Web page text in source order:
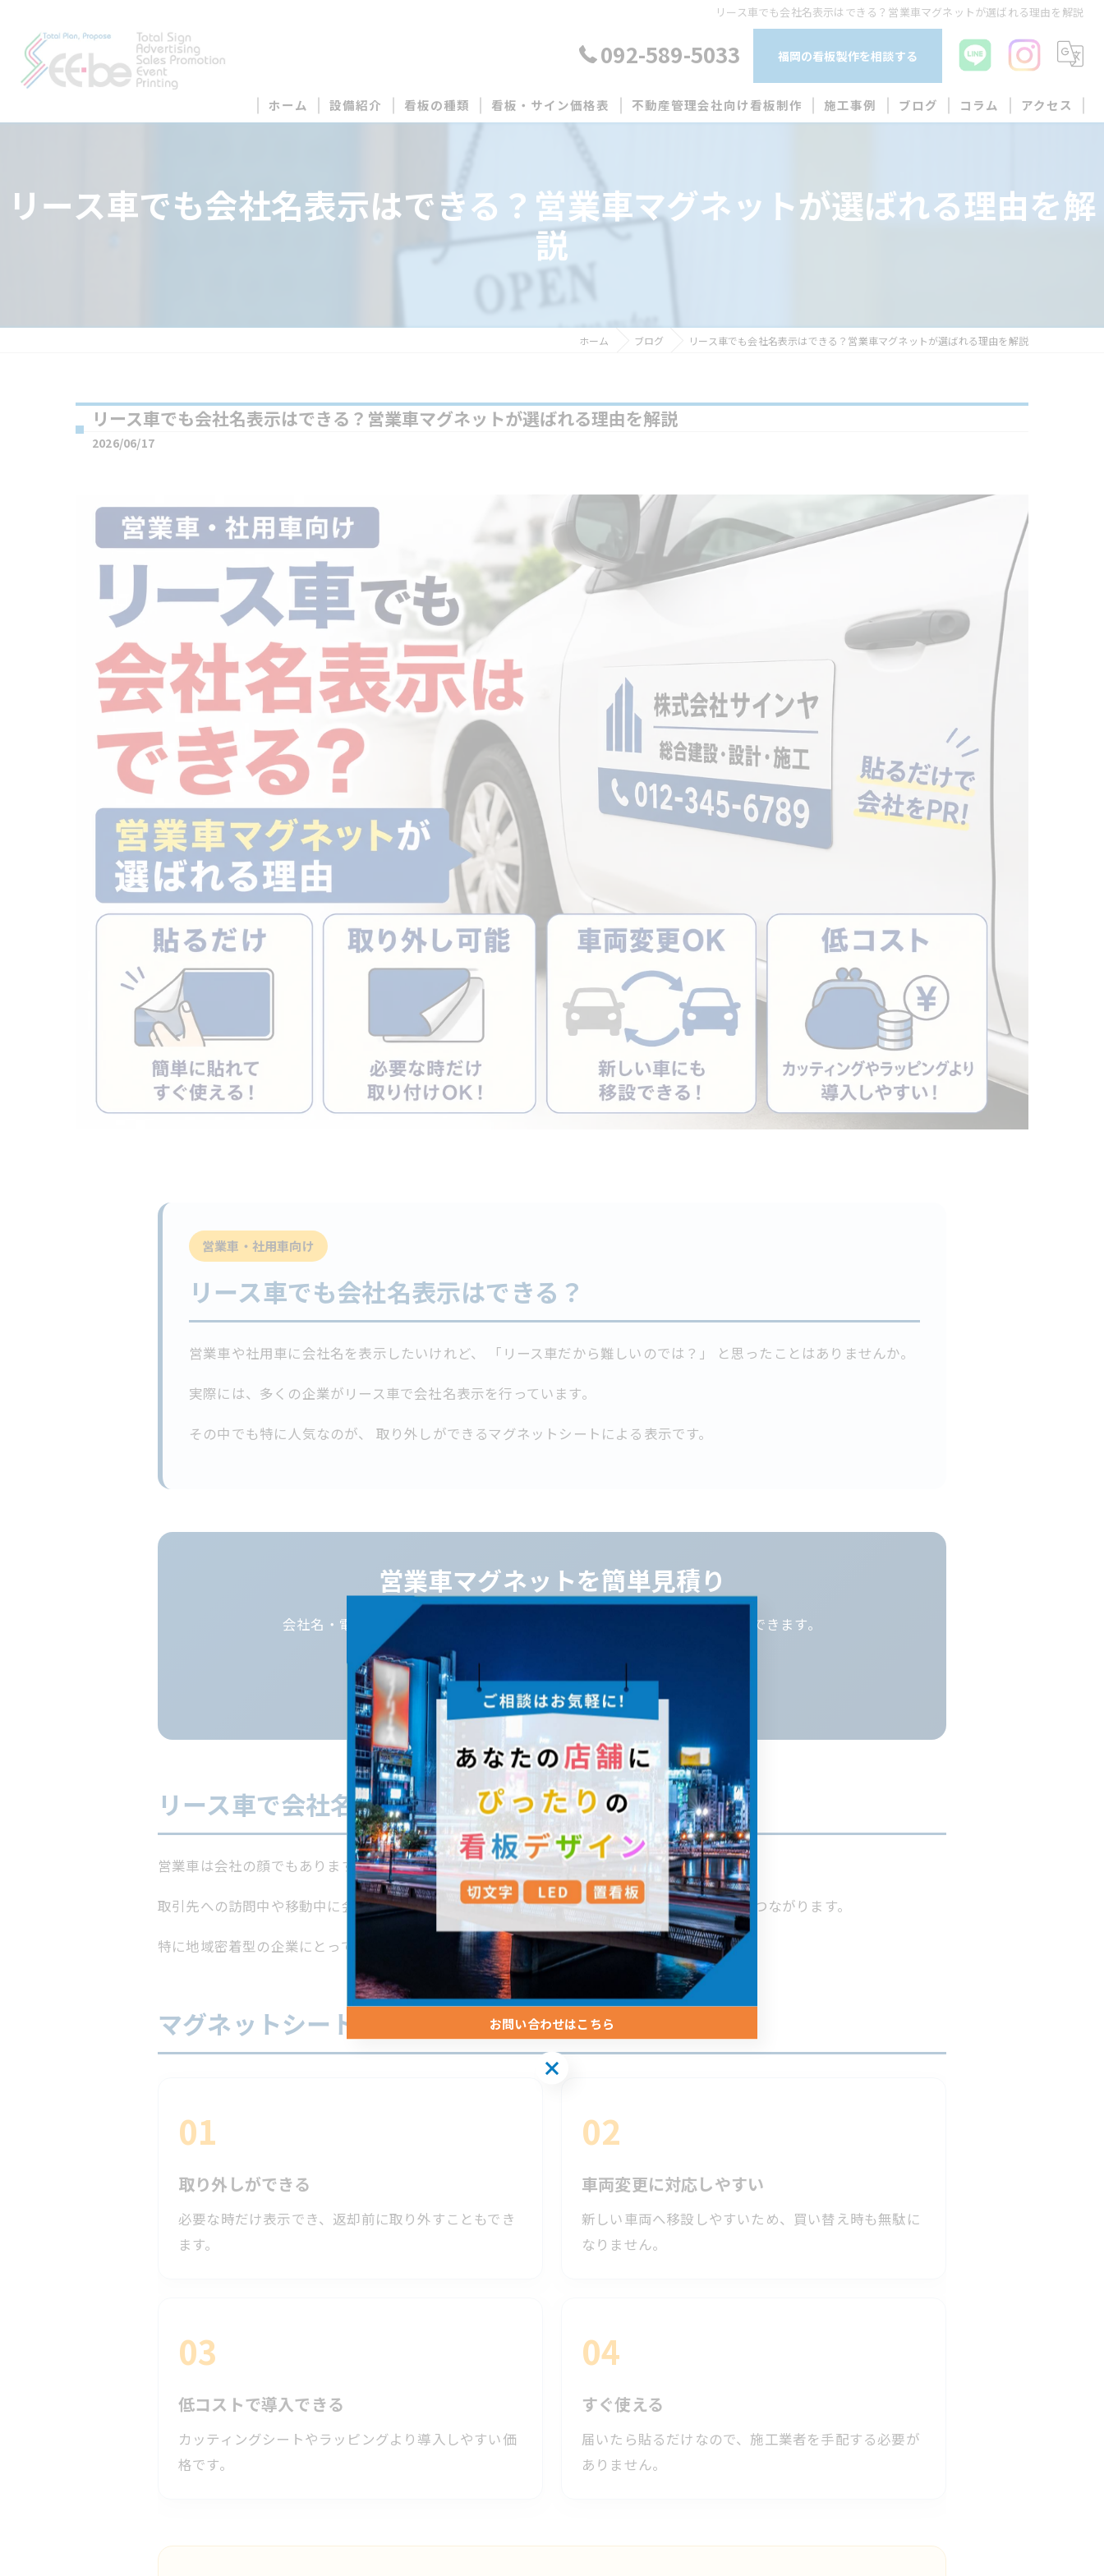
リース車でも会社名表示はできる？営業車マグネットが選ばれる理由を解説
092-589-5033 福岡の看板製作を相談する
ホーム 設備紹介 看板の種類 看板・サイン価格表 不動産管理会社向け看板制作
管理看板製作
施工事例 ブログ コラム アクセス
リース車でも会社名表示はできる？営業車マグネットが選ばれる理由を解
説
ホーム ブログ リース車でも会社名表示はできる？営業車マグネットが選ばれる理由を解説
リース車でも会社名表示はできる？営業車マグネットが選ばれる理由を解説
2026/06/17
営業車・社用車向け
リース車でも会社名表示はできる？
営業車や社用車に会社名を表示したいけれど、 「リース車だから難しいのでは？」 と思ったことはありませんか。
実際には、多くの企業がリース車で会社名表示を行っています。
その中でも特に人気なのが、 取り外しができるマグネットシートによる表示です。
営業車マグネットを簡単見積り
会社名・電話番号・ロゴ入りの営業車マグネットを 用途に合わせて見積りできます。
営業車マグネットを見積りする
リース車で会社名表示が選ばれている理由
営業車は会社の顔でもあります。
取引先への訪問中や移動中に会社名を表示することで、 地域での認知度向上や信頼感アップにつながります。
特に地域密着型の企業にとって、 営業車は「走る看板」として活躍します。
マグネットシートが選ばれる4つの理由
01
取り外しができる
必要な時だけ表示でき、返却前に取り外すこともでき
ます。
02
車両変更に対応しやすい
新しい車両へ移設しやすいため、買い替え時も無駄に
なりません。
03
低コストで導入できる
カッティングシートやラッピングより導入しやすい価
格です。
04
すぐ使える
届いたら貼るだけなので、施工業者を手配する必要が
ありません。
お問い合わせはこちら